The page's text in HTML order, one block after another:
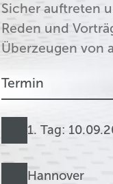
Sicher auftreten
Reden und
Überzeugen von
Termin
1. Tag:
Hannover